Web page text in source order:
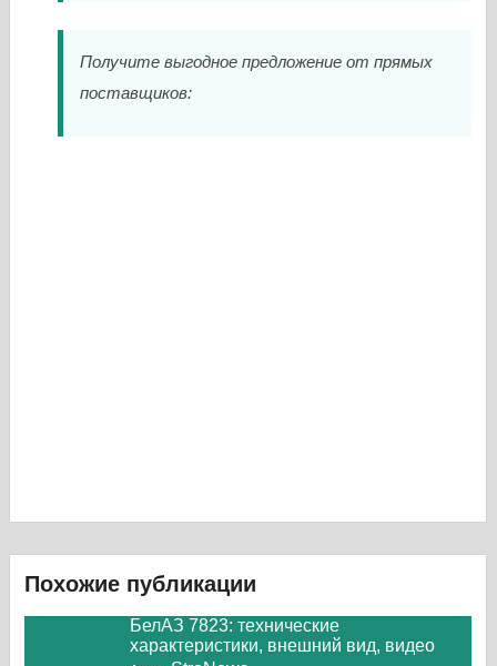
Получите выгодное предложение от прямых
поставщиков:
Похожие публикации
БелАЗ 7823: технические
характеристики, внешний вид, видео